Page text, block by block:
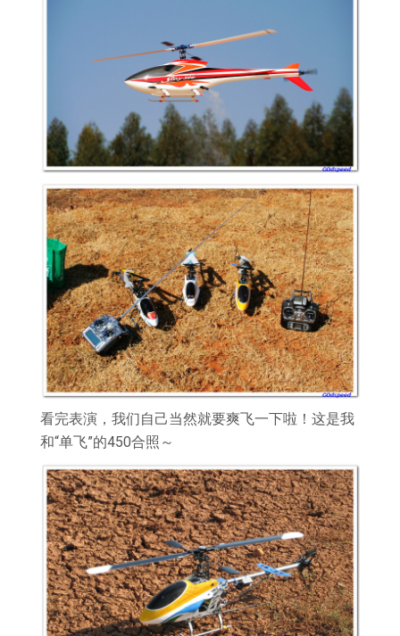
看完表演，我们自己当然就要爽飞一下啦！这是我
和“单飞”的450合照～